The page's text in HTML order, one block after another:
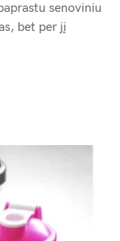
senoviniu
bet per jį